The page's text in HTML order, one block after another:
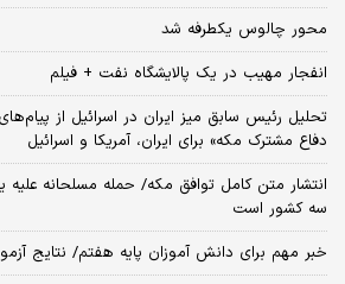
محور چالوس یکطرفه شد
انفجار مهیب در یک پالایشگاه نفت + فیلم
تحلیل رئیس سابق میز ایران در اسرائیل از
دفاع مشترک مکه» برای ایران، آمریکا و اسرائیل
انتشار متن کامل توافق مکه/ حمله مسلحانه علیه
سه کشور است
خبر مهم برای دانش آموزان پایه هفتم/ نتایج